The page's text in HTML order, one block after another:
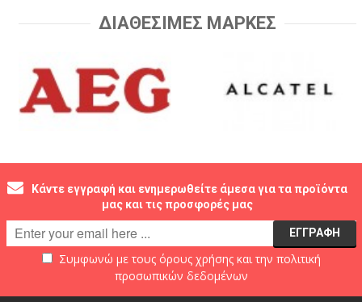
ΔΙΑΘΕΣΙΜΕΣ ΜΑΡΚΕΣ
Κάντε εγγραφή και ενημερωθείτε άμεσα για τα προϊόντα
μας και τις προσφορές μας
Συμφωνώ με τους όρους χρήσηςκαι την πολιτική
προσωπικών δεδομένων